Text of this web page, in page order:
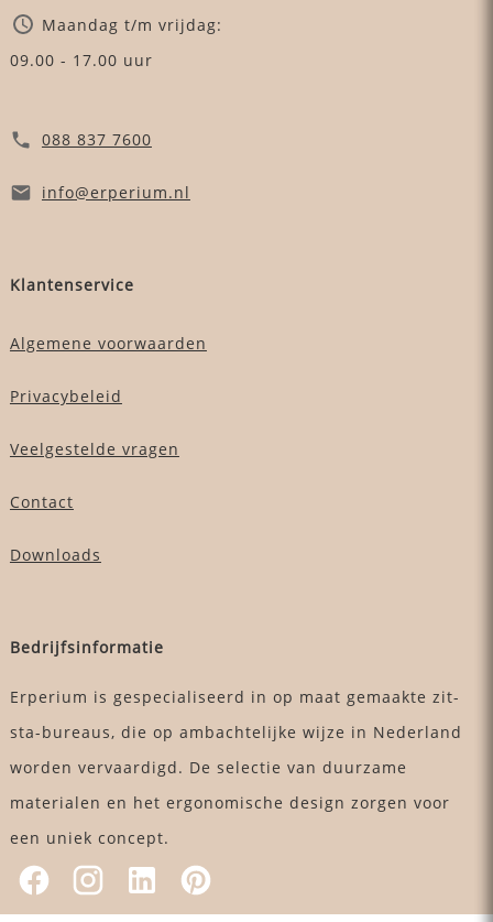
Maandag t/m vrijdag:
09.00 - 17.00 uur
088 837 7600
info@erperium.nl
Klantenservice
Algemene voorwaarden
Privacybeleid
Veelgestelde vragen
Contact
Downloads
Bedrijfsinformatie
Erperium is gespecialiseerd in op maat gemaakte zit-
sta-bureaus, die op ambachtelijke wijze in Nederland
worden vervaardigd. De selectie van duurzame
materialen en het ergonomische design zorgen voor
een uniek concept.